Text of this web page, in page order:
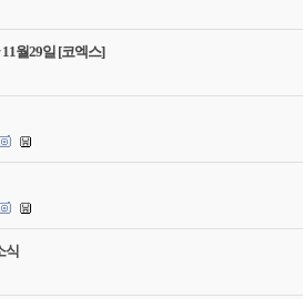
월29일 [코엑스]
식